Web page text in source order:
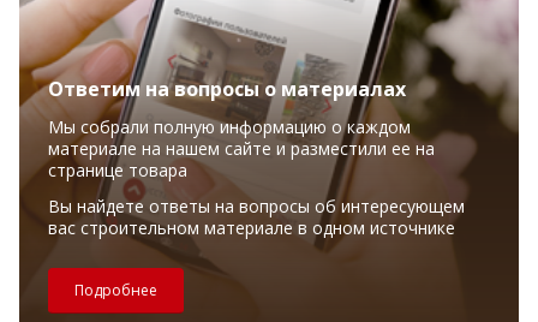
Ответим на вопросы о материалах
Мы собрали полную информацию о каждом
материале на нашем сайте и разместили ее на
странице товара
Вы найдете ответы на вопросы об интересующем
вас строительном материале в одном источнике
Подробнее